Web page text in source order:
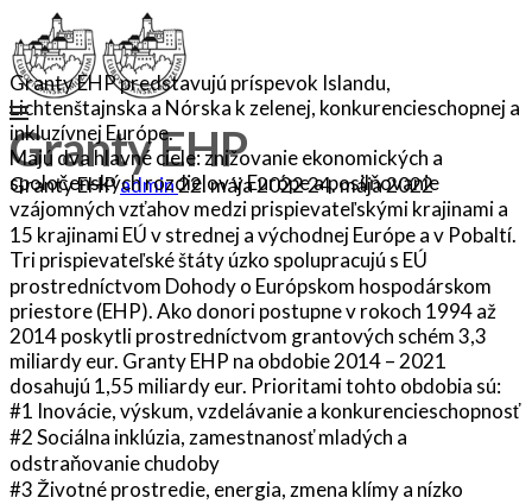
Granty EHP
Granty EHPadmin22. mája 202224. mája 2022
Granty EHP predstavujú príspevok Islandu,
Lichtenštajnska a Nórska k zelenej, konkurencieschopnej a
inkluzívnej Európe.
Majú dva hlavné ciele: znižovanie ekonomických a
spoločenských rozdielov v Európe a posilňovanie
vzájomných vzťahov medzi prispievateľskými krajinami a
15 krajinami EÚ v strednej a východnej Európe a v Pobaltí.
Tri prispievateľské štáty úzko spolupracujú s EÚ
prostredníctvom Dohody o Európskom hospodárskom
priestore (EHP). Ako donori postupne v rokoch 1994 až
2014 poskytli prostredníctvom grantových schém 3,3
miliardy eur. Granty EHP na obdobie 2014 – 2021
dosahujú 1,55 miliardy eur. Prioritami tohto obdobia sú:
#1 Inovácie, výskum, vzdelávanie a konkurencieschopnosť
#2 Sociálna inklúzia, zamestnanosť mladých a
odstraňovanie chudoby
#3 Životné prostredie, energia, zmena klímy a nízko